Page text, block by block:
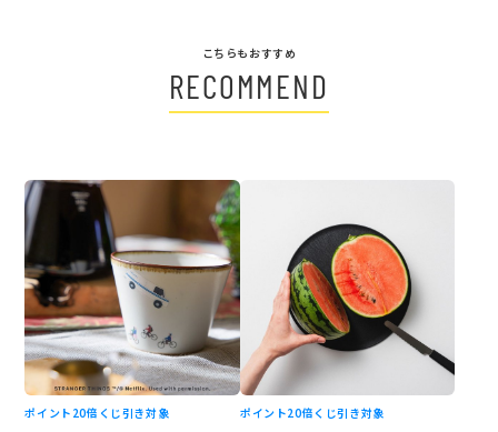
こちらもおすすめ
RECOMMEND
ポイント20倍 くじ引き対象 ポイント20倍 くじ引き対象